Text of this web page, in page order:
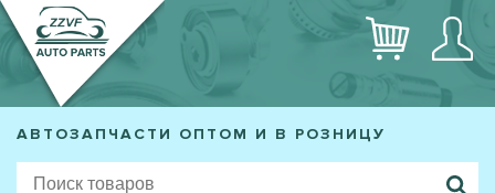
АВТОЗАПЧАСТИ ОПТОМ И В РОЗНИЦУ